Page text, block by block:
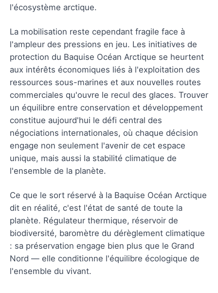
l'écosystème arctique.
La mobilisation reste cependant fragile face à
l'ampleur des pressions en jeu. Les initiatives de
protection du Baquise Océan Arctique se heurtent
aux intérêts économiques liés à l'exploitation des
ressources sous-marines et aux nouvelles routes
commerciales qu'ouvre le recul des glaces. Trouver
un équilibre entre conservation et développement
constitue aujourd'hui le défi central des
négociations internationales, où chaque décision
engage non seulement l'avenir de cet espace
unique, mais aussi la stabilité climatique de
l'ensemble de la planète.
Ce que le sort réservé à la Baquise Océan Arctique
dit en réalité, c'est l'état de santé de toute la
planète. Régulateur thermique, réservoir de
biodiversité, baromètre du dérèglement climatique
: sa préservation engage bien plus que le Grand
Nord — elle conditionne l'équilibre écologique de
l'ensemble du vivant.